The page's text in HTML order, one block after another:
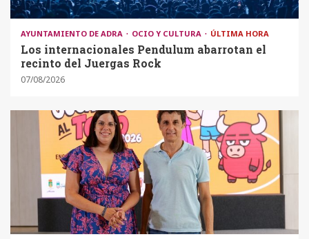
AYUNTAMIENTO DE ADRA OCIO Y CULTURA ÚLTIMA HORA
Los internacionales Pendulum abarrotan el
recinto del Juergas Rock
07/08/2026